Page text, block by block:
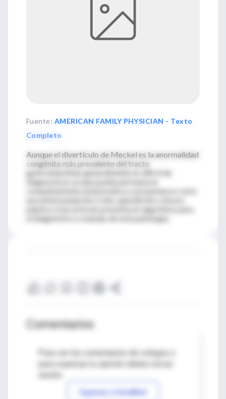
Fuente: AMERICAN FAMILY PHYSICIAN - Texto
Completo
Aunque el divertículo de Meckel es la anormalidad
congénita más prevalente del tracto
gastrointestinal, generalmente es dificil de
diagnosticar ya que puede permanecer
completamente asintomática o presentarse como
péptica. Este artículo presenta un algoritmo para
el diagnóstico y manejo de esta patología.
Comentarios
Para ver los comentarios de colegas o
Ingresar a IntraMed